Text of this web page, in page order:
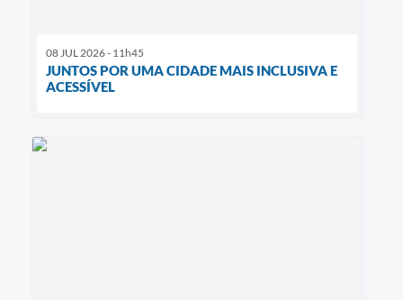
08 JUL 2026 - 11h45
JUNTOS POR UMA CIDADE MAIS INCLUSIVA E
ACESSÍVEL